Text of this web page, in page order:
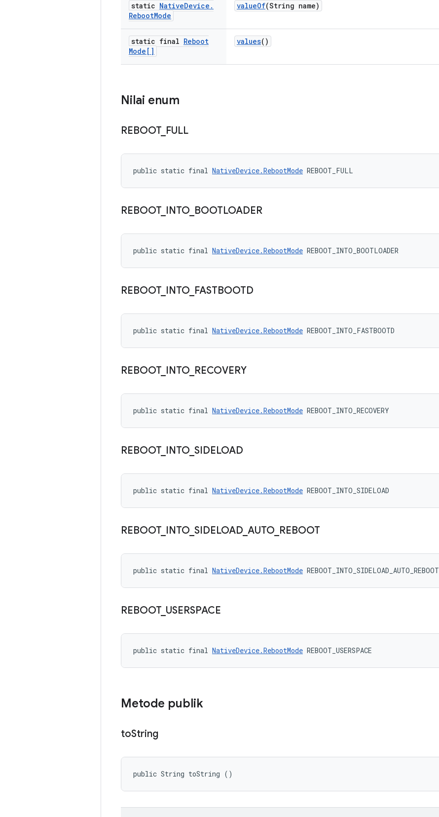
static NativeDevice .
RebootMode
valueOf(String name)
static final Reboot
Mode[]
values()
Nilai enum
REBOOT_ FULL
public static final NativeDevice.RebootMode REBOOT_FULL
REBOOT_ INTO BOOTLOADER
public static final NativeDevice.RebootMode REBOOT_INTO_BOOTLOADER
REBOOT_ INTO FASTBOOTD
public static final NativeDevice.RebootMode REBOOT_INTO_FASTBOOTD
REBOOT_ INTO RECOVERY
public static final NativeDevice.RebootMode REBOOT_INTO_RECOVERY
REBOOT_ INTO SIDELOAD
public static final NativeDevice.RebootMode REBOOT_INTO_SIDELOAD
REBOOT_ INTO SIDELOAD AUTO REBOOT
public static final NativeDevice.RebootMode REBOOT_INTO_SIDELOAD_AUTO_REBOOT
REBOOT_ USERSPACE
public static final NativeDevice.RebootMode REBOOT_USERSPACE
Metode publik
toString
public String toString ()